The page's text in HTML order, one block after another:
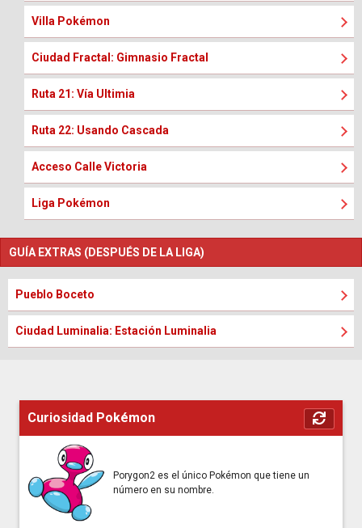
Villa Pokémon
Ciudad Fractal: Gimnasio Fractal
Ruta 21: Vía Ultimia
Ruta 22: Usando Cascada
Acceso Calle Victoria
Liga Pokémon
GUÍA EXTRAS (DESPUÉS DE LA LIGA)
Pueblo Boceto
Ciudad Luminalia: Estación Luminalia
Curiosidad Pokémon
Porygon2 es el único Pokémon que tiene un
número en su nombre.